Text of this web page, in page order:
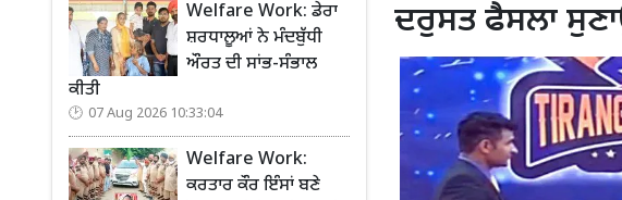
Welfare Work: ਡੇਰਾ
ਸ਼ਰਧਾਲੂਆਂ ਨੇ ਮੰਦਬੁੱਧੀ
ਔਰਤ ਦੀ ਸਾਂਭ-ਸੰਭਾਲ
ਕੀਤੀ
07 Aug 2026 10:33:04
Welfare Work:
ਕਰਤਾਰ ਕੌਰ ਇੰਸਾਂ ਬਣੇ
ਦਰੁਸਤ ਫੈਸਲਾ